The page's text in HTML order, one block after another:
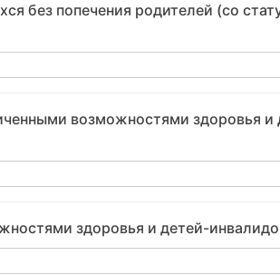
без попечения родителей (со
возможностями здоровья и
здоровья и детей-